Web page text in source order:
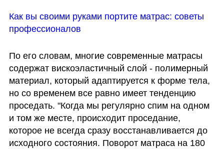
Как вы своими руками портите матрас: советы
профессионалов
По его словам, многие современные матрасы
содержат вискоэластичный слой - полимерный
материал, который адаптируется к форме тела,
но со временем все равно имеет тенденцию
проседать. "Когда мы регулярно спим на одном
и том же месте, происходит проседание,
которое не всегда сразу восстанавливается до
исходного состояния. Поворот матраса на 180